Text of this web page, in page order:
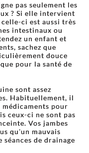
pas seulement les
? Si elle intervient
ci est aussi très
intestinaux ou
un enfant et
sachez que
douce
pour la santé de
sont assez
Habituellement, il
médicaments pour
ceux-ci ne sont pas
Vos jambes
qu'un mauvais
de drainage